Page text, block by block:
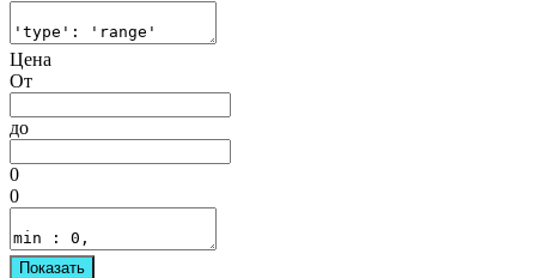
Цена
От
до
0
0
Показать